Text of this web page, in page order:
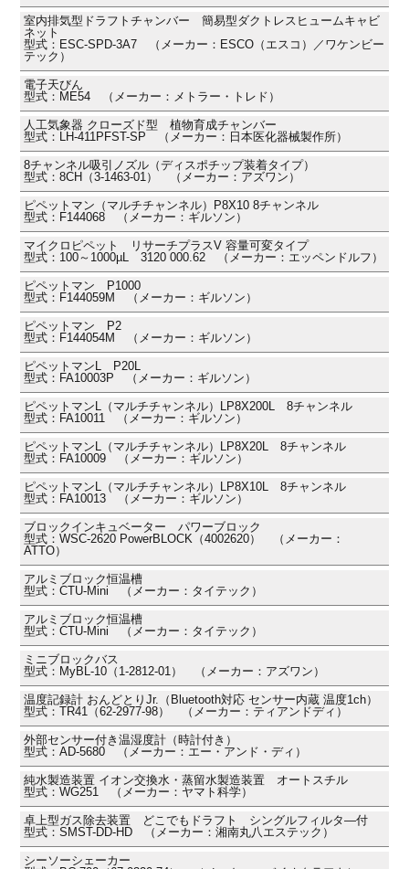
室内排気型ドラフトチャンバー 簡易型ダクトレスヒュームキャビ
ネット
型式：ESC-SPD-3A7 （メーカー：ESCO（エスコ）／ワケンビー
テック）
電子天びん
型式：ME54 （メーカー：メトラー・トレド）
人工気象器 クローズド型 植物育成チャンバー
型式：LH-411PFST-SP （メーカー：日本医化器械製作所）
8チャンネル吸引ノズル（ディスポチップ装着タイプ）
型式：8CH（3-1463-01） （メーカー：アズワン）
ピペットマン（マルチチャンネル）P8X10 8チャンネル
型式：F144068 （メーカー：ギルソン）
マイクロピペット リサーチプラスV 容量可変タイプ
型式：100～1000µL 3120 000.62 （メーカー：エッペンドルフ）
ピペットマン P1000
型式：F144059M （メーカー：ギルソン）
ピペットマン P2
型式：F144054M （メーカー：ギルソン）
ピペットマンL P20L
型式：FA10003P （メーカー：ギルソン）
ピペットマンL（マルチチャンネル）LP8X200L 8チャンネル
型式：FA10011 （メーカー：ギルソン）
ピペットマンL（マルチチャンネル）LP8X20L 8チャンネル
型式：FA10009 （メーカー：ギルソン）
ピペットマンL（マルチチャンネル）LP8X10L 8チャンネル
型式：FA10013 （メーカー：ギルソン）
ブロックインキュベーター パワーブロック
型式：WSC-2620 PowerBLOCK（4002620） （メーカー：
ATTO）
アルミブロック恒温槽
型式：CTU-Mini （メーカー：タイテック）
アルミブロック恒温槽
型式：CTU-Mini （メーカー：タイテック）
ミニブロックバス
型式：MyBL-10（1-2812-01） （メーカー：アズワン）
温度記録計 おんどとりJr.（Bluetooth対応 センサー内蔵 温度1ch）
型式：TR41（62-2977-98） （メーカー：ティアンドディ）
外部センサー付き温湿度計（時計付き）
型式：AD-5680 （メーカー：エー・アンド・ディ）
純水製造装置 イオン交換水・蒸留水製造装置 オートスチル
型式：WG251 （メーカー：ヤマト科学）
卓上型ガス除去装置 どこでもドラフト シングルフィルタ―付
型式：SMST-DD-HD （メーカー：湘南丸八エステック）
シーソーシェーカー